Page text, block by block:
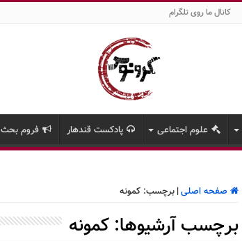
کانال ما روی تلگرام
علوم اجتماعی پادکست قندهار فروم بحث
صفحه اصلی| برچسب: کمونه
برچسب آرشیوها: کمونه